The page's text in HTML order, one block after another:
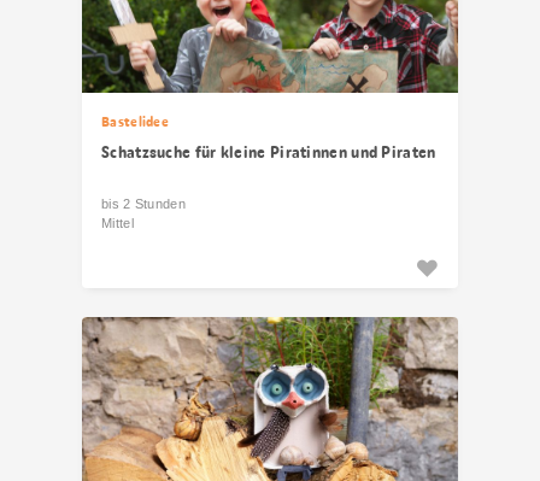
Bastelidee
Schatzsuche für kleine Piratinnen und Piraten
bis 2 Stunden
Mittel